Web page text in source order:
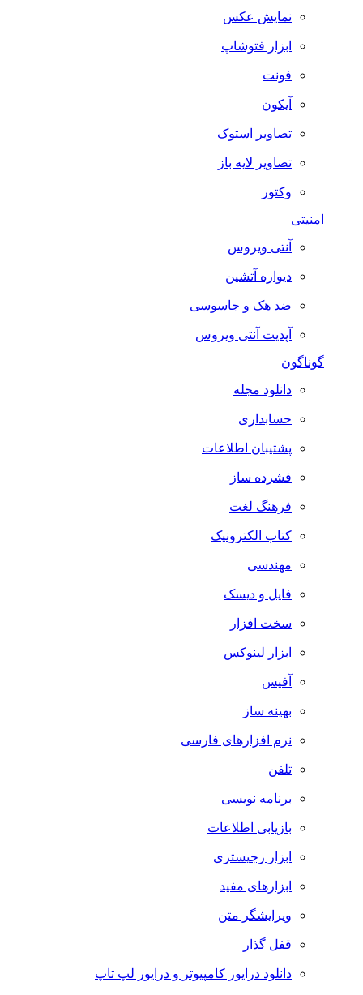
نمایش عکس
ابزار فتوشاپ
فونت
آیکون
تصاویر استوک
تصاویر لایه باز
وکتور
امنیتی
آنتی ویروس
دیواره آتشین
ضد هک و جاسوسی
آپدیت آنتی ویروس
گوناگون
دانلود مجله
حسابداری
پشتیبان اطلاعات
فشرده ساز
فرهنگ لغت
کتاب الکترونیک
مهندسی
فایل و دیسک
سخت افزار
ابزار لینوکس
آفیس
بهینه ساز
نرم افزارهای فارسی
تلفن
برنامه نویسی
بازیابی اطلاعات
ابزار رجیستری
ابزارهای مفید
ویرایشگر متن
قفل گذار
دانلود درایور کامپیوتر و درایور لپ تاپ